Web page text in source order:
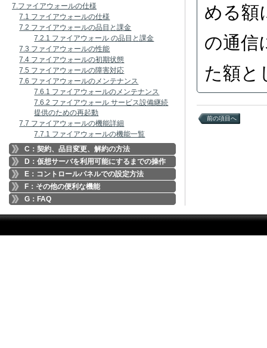
7.ファイアウォールの仕様
7.1 ファイアウォールの仕様
7.2 ファイアウォールの品目と課金
7.2.1 ファイアウォール の品目と課金
7.3 ファイアウォールの性能
7.4 ファイアウォールの初期状態
7.5 ファイアウォールの障害対応
7.6 ファイアウォールのメンテナンス
7.6.1 ファイアウォールのメンテナンス
7.6.2 ファイアウォール サービス設備継続
提供のための再起動
7.7 ファイアウォールの機能詳細
7.7.1 ファイアウォールの機能一覧
C：契約、品目変更、解約の方法
D：仮想サーバを利用可能にするまでの操作
E：コントロールパネルでの設定方法
F：その他の便利な機能
G：FAQ
める額
の通信
た額と
前の項目へ